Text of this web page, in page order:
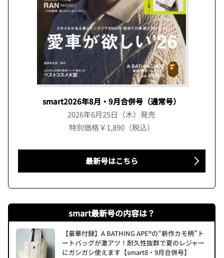
smart2026年8月・9月合併号（通常号）
2026年6月25日（木）発売
特別価格￥1,890（税込）
最新号はこちら
smart最新号の内容は？
【豪華付録】A BATHING APE®の“新作カモ柄”ト
ートバッグが激アツ！耐久性抜群で夏のレジャー
にガシガシ使えます【smart8・9月合併号】